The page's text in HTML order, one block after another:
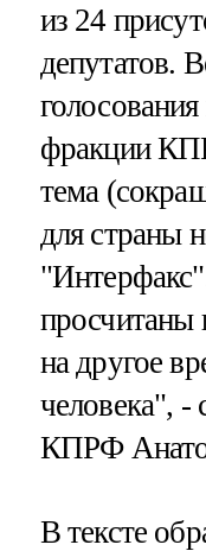
из 24
депутатов.
фракции
тема
для страны
просчитаны
на другое
человека", -
КПРФ
В тексте